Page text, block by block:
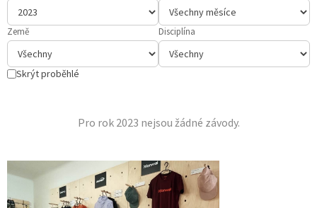
Země Disciplína
Skrýt proběhlé
Pro rok 2023 nejsou žádné závody.